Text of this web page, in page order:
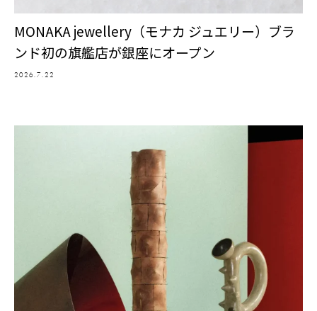
MONAKA jewellery（モナカ ジュエリー）ブラ
ンド初の旗艦店が銀座にオープン
2026.7.22